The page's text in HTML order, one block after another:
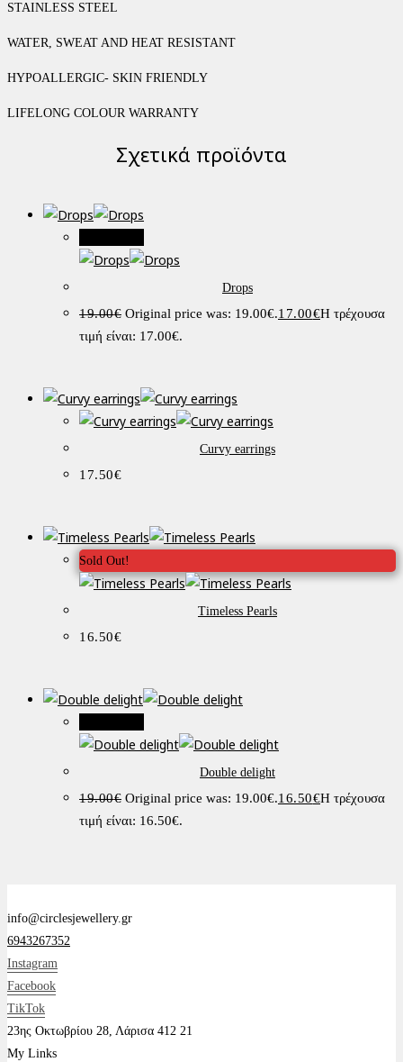
STAINLESS STEEL
WATER, SWEAT AND HEAT RESISTANT
HYPOALLERGIC- SKIN FRIENDLY
LIFELONG COLOUR WARRANTY
Σχετικά προϊόντα
Drops
19.00€ Original price was: 19.00€.17.00€Η τρέχουσα
τιμή είναι: 17.00€.
Curvy earrings
17.50€
Sold Out!
Timeless Pearls
16.50€
Double delight
19.00€ Original price was: 19.00€.16.50€Η τρέχουσα
τιμή είναι: 16.50€.
info@circlesjewellery.gr
6943267352
Instagram
Facebook
TikTok
23ης Οκτωβρίου 28, Λάρισα 412 21
My Links